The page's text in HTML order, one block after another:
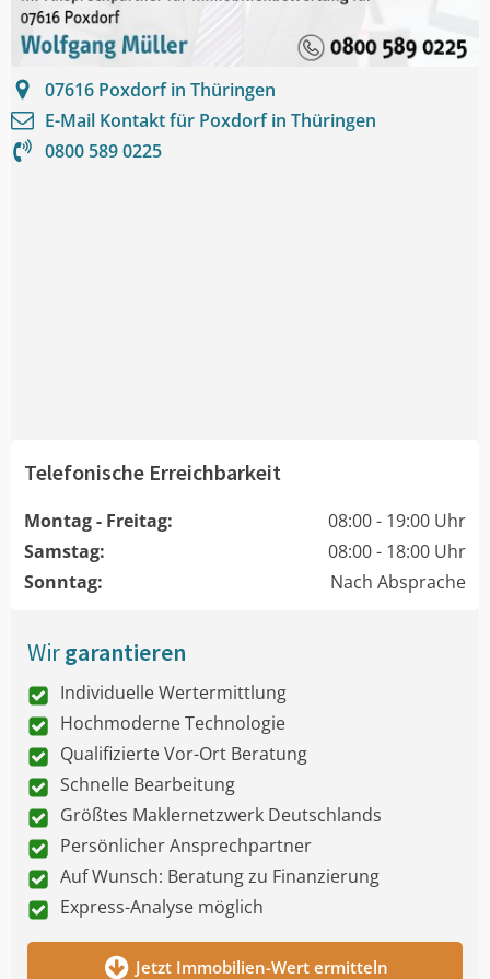
07616 Poxdorf in Thüringen
E-Mail Kontakt für Poxdorf in Thüringen
0800 589 0225
Telefonische Erreichbarkeit
Montag - Freitag:
08:00 - 19:00 Uhr
Samstag:
08:00 - 18:00 Uhr
Sonntag:
Nach Absprache
Wirgarantieren
Individuelle Wertermittlung
Hochmoderne Technologie
Qualifizierte Vor-Ort Beratung
Schnelle Bearbeitung
Größtes Maklernetzwerk Deutschlands
Persönlicher Ansprechpartner
Auf Wunsch: Beratung zu Finanzierung
Express-Analyse möglich
Jetzt Immobilien-Wert ermitteln